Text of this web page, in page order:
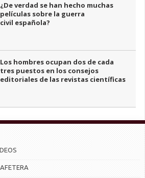
¿De verdad se han hecho muchas
películas sobre la guerra
civil española?
Los hombres ocupan dos de cada
tres puestos en los consejos
editoriales de las revistas científicas